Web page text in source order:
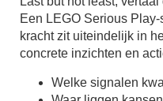
Een LEGO Serious
kracht zit uiteindelijk in
concrete inzichten en
Welke signalen